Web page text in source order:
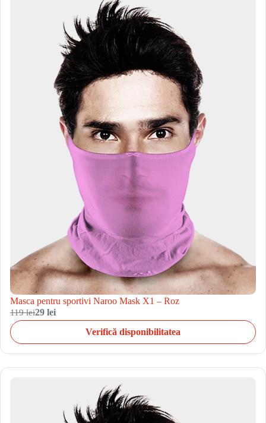
Masca pentru sportivi Naroo Mask X1 – Roz
119 lei29 lei
Verifică disponibilitatea